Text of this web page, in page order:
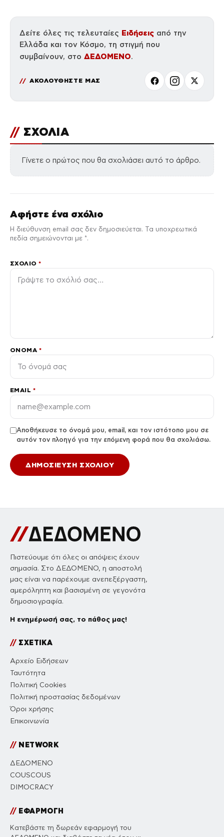
Δείτε όλες τις τελευταίες Ειδήσεις από την
Ελλάδα και τον Κόσμο, τη στιγμή που
συμβαίνουν, στο ΔΕΔΟΜΕΝΟ.
ΑΚΟΛΟΥΘΗΣΤΕ ΜΑΣ
// ΣΧΟΛΙΑ
Γίνετε ο πρώτος που θα σχολιάσει αυτό το άρθρο.
Αφήστε ένα σχόλιο
Η διεύθυνση email σας δεν δημοσιεύεται. Τα υποχρεωτικά
πεδία σημειώνονται με *.
ΣΧΌΛΙΟ*
ΌΝΟΜΑ *
EMAIL *
Αποθήκευσε το όνομά μου, email, και τον ιστότοπο μου σε
αυτόν τον πλοηγό για την επόμενη φορά που θα σχολιάσω.
Πιστεύουμε ότι όλες οι απόψεις έχουν
σημασία. Στο ΔΕΔΟΜΕΝΟ, η αποστολή
μας είναι να παρέχουμε ανεπεξέργαστη,
αμερόληπτη και βασισμένη σε γεγονότα
δημοσιογραφία.
Η ενημέρωσή σας, το πάθος μας!
//ΣΧΕΤΙΚΑ
Αρχείο Ειδήσεων
Ταυτότητα
Πολιτική Cookies
Πολιτική προστασίας δεδομένων
Όροι χρήσης
Επικοινωνία
//NETWORK
ΔΕΔΟΜΕΝΟ
COUSCOUS
DIMOCRACY
//ΕΦΑΡΜΟΓΗ
Κατεβάστε τη δωρεάν εφαρμογή του